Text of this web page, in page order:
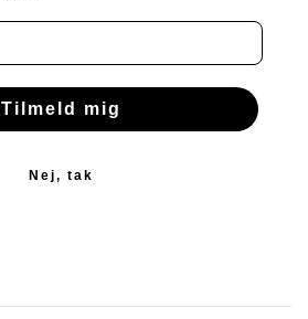
Tilmeld mig
Nej, tak